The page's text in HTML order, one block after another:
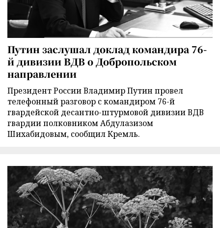
Путин заслушал доклад командира 76-
й дивизии ВДВ о Добропольском
направлении
Президент России Владимир Путин провел
телефонный разговор с командиром 76-й
гвардейской десантно-штурмовой дивизии ВДВ
гвардии полковником Абдулазизом
Шихабидовым, сообщил Кремль.